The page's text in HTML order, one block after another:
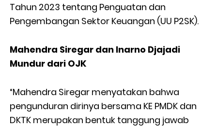
Tahun 2023 tentang Penguatan dan
Pengembangan Sektor Keuangan (UU P2SK).
Mahendra Siregar dan Inarno Djajadi
Mundur dari OJK
“Mahendra Siregar menyatakan bahwa
pengunduran dirinya bersama KE PMDK dan
DKTK merupakan bentuk tanggung jawab